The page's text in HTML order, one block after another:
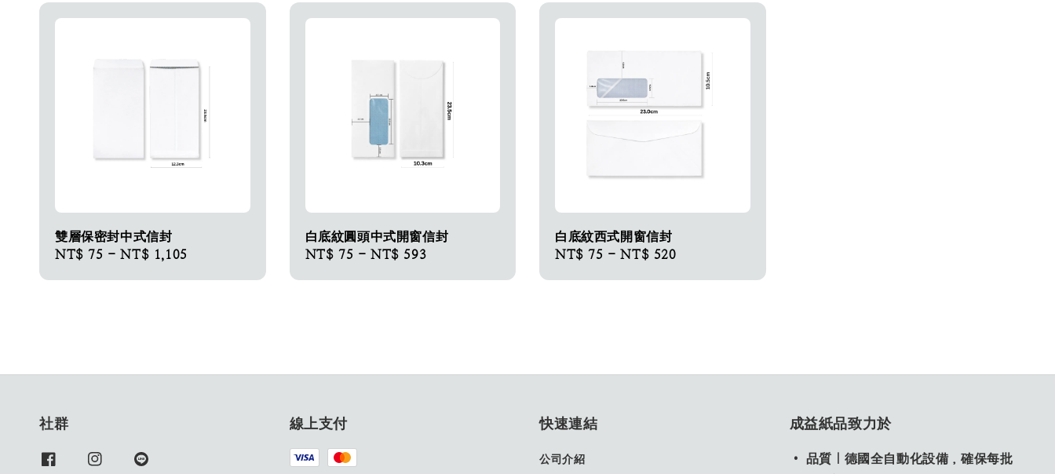
雙層保密封中式信封
Regular
NT$ 75 -NT$ 1,105
白底紋圓頭中式開窗信封
Regular
NT$ 75 - NT$ 593
白底紋西式開窗信封
Regular
NT$ 75 -NT$ 520
社群 線上支付 快速連結
公司介紹
成益紙品致力於
• 品質｜德國全自動化設備，確保每批